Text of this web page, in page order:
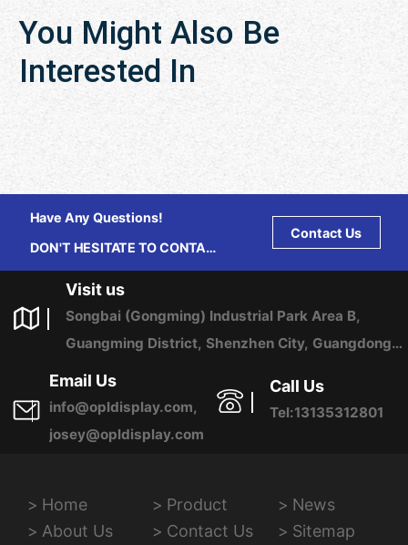
You Might Also Be
Interested In
Have Any Questions!
DON'T HESITATE TO CONTACT
Contact Us
Visit us
Songbai (Gongming) Industrial Park Area B,
Guangming District, Shenzhen City, Guangdong
Province, China
Email Us
info@opldisplay.com,
josey@opldisplay.com
Call Us
Tel:13135312801
Home Product
News
About Us
Contact Us Sitemap